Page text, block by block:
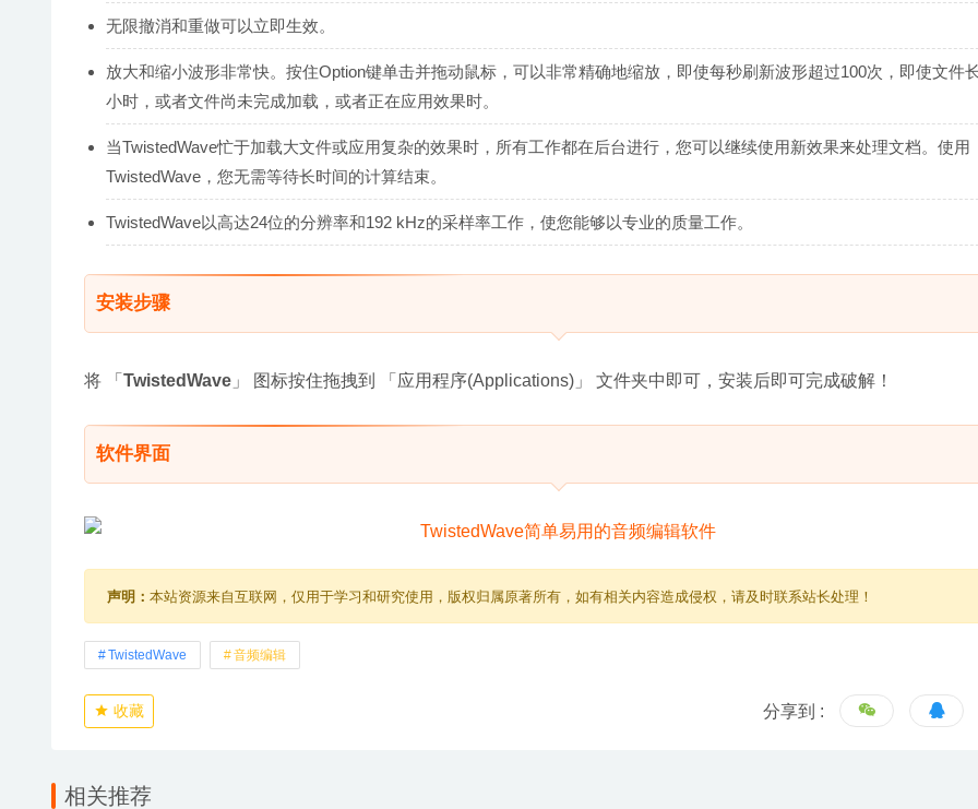
无限撤消和重做可以立即生效。
放大和缩小波形非常快。按住Option键单击并拖动鼠标，可以非常精确地缩放，即使每秒刷新波形超过100次，即使文件
小时，或者文件尚未完成加载，或者正在应用效果时。
当TwistedWave忙于加载大文件或应用复杂的效果时，所有工作都在后台进行，您可以继续使用新效果来处理文档。使用
TwistedWave，您无需等待长时间的计算结束。
TwistedWave以高达24位的分辨率和192 kHz的采样率工作，使您能够以专业的质量工作。
安装步骤
将 「 TwistedWave 」 图标按住拖拽到 「应用程序(Applications)」 文件夹中即可，安装后即可完成破解！
软件界面
声明： 本站资源来自互联网，仅用于学习和研究使用，版权归属原著所有，如有相关内容造成侵权，请及时联系站长处理！
TwistedWave 音频编辑
收藏 分享到 :
相关推荐